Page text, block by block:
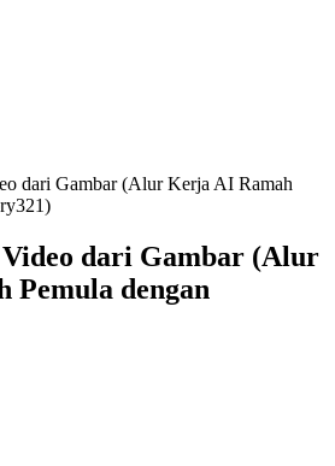
dari Gambar (Alur Kerja AI Ramah
dari Gambar (Alur
Pemula dengan